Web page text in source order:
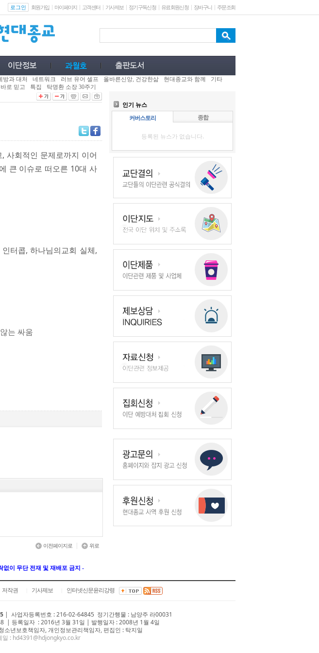
로그인 회원가입 마이페이지 고객센터 기사제보 정기구독신청 유료회원신청 장바구니 주문조회
방과 대처 네트워크 러브 유어 셀프 올바른신앙, 건강한삶 현대종교와 함께
기타
로 믿고 특집 탁명환 소장 30주기
사회적인 문제로까지 이어
큰 이슈로 떠오른 10대 사
터콥, 하나님의교회 실체,
는 싸움
이전페이지로 | 위로
인기 뉴스
커버스토리
종합
등록된 뉴스가 없습니다.
이 무단 전재 및 재배포 금지 -
저작권 기사제보 인터넷신문윤리강령
| 사업자등록번호 : 216-02-64845 정기간행물 : 남양주 라00031
| 등록일자 : 2016년 3월 31일 | 발행일자 : 2008년 1월 4일
년보호책임자, 개인정보관리책임자, 편집인 : 탁지일
일 : hd4391@hdjongkyo.co.kr